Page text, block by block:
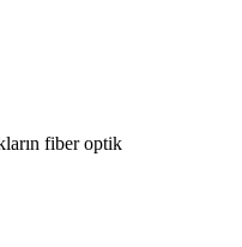
fiber optik